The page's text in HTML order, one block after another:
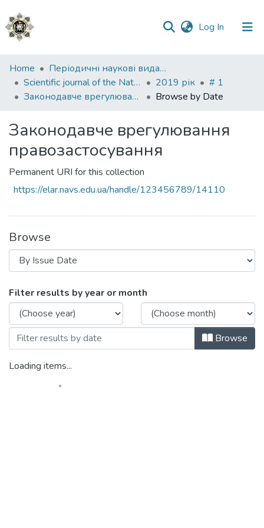
Log In (current)
Communities
&
Collections
Home
Періодичні наукові видання НАВС
Scientific journal of the National Academy of Internal Affairs
2019 рік
# 1
Законодавче врегулювання правозастосування
Browse by Date
Законодавче врегулювання
правозастосування
Permanent URI for this collection
https://elar.navs.edu.ua/handle/123456789/14110
Browse
Browsing Законодавче врегулювання
Filter results by year or month
Browse
Loading items...